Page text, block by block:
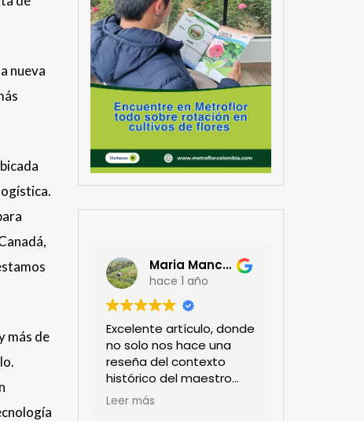
nueva
más de
Maria Mancera
hace 1 año
Excelente artículo, donde
no solo nos hace una
reseña del contexto
histórico del maestro
jardinero japonés si no
Leer más